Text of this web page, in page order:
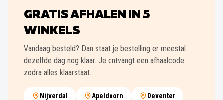
GRATIS AFHALEN IN 5
WINKELS
Vandaag besteld? Dan staat je bestelling er meestal
dezelfde dag nog klaar. Je ontvangt een afhaalcode
zodra alles klaarstaat.
Nijverdal Apeldoorn Deventer